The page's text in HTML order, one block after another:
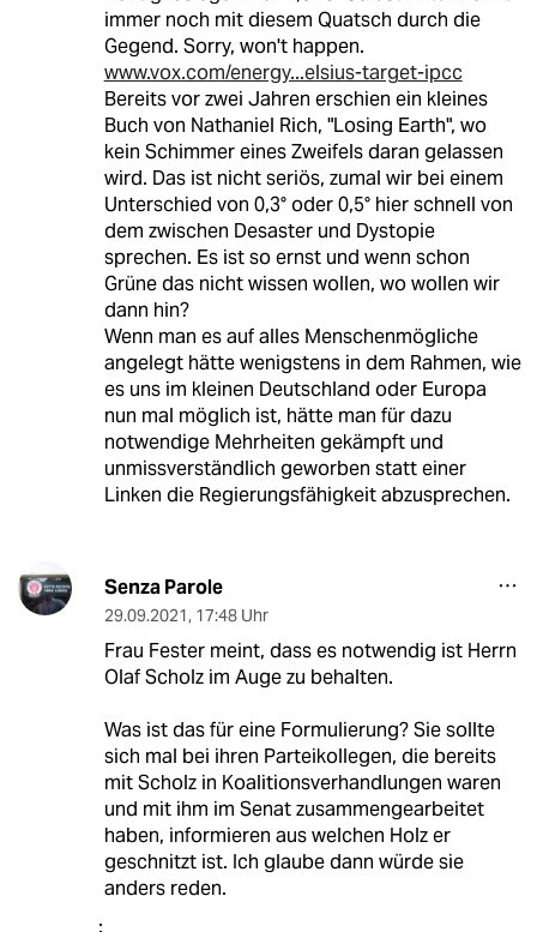
immer noch mit diesem Quatsch durch die
Gegend. Sorry, won't happen.
www.vox.com/energy...elsius-target-ipcc
Bereits vor zwei Jahren erschien ein kleines
Buch von Nathaniel Rich, "Losing Earth", wo
kein Schimmer eines Zweifels daran gelassen
wird. Das ist nicht seriös, zumal wir bei einem
Unterschied von 0,3° oder 0,5° hier schnell von
dem zwischen Desaster und Dystopie
sprechen. Es ist so ernst und wenn schon
Grüne das nicht wissen wollen, wo wollen wir
dann hin?
Wenn man es auf alles Menschenmögliche
angelegt hätte wenigstens in dem Rahmen, wie
es uns im kleinen Deutschland oder Europa
nun mal möglich ist, hätte man für dazu
notwendige Mehrheiten gekämpft und
unmissverständlich geworben statt einer
Linken die Regierungsfähigkeit abzusprechen.
Senza Parole
29.09.2021, 17:48 Uhr
Frau Fester meint, dass es notwendig ist Herrn
Olaf Scholz im Auge zu behalten.
Was ist das für eine Formulierung? Sie sollte
sich mal bei ihren Parteikollegen, die bereits
mit Scholz in Koalitionsverhandlungen waren
und mit ihm im Senat zusammengearbeitet
haben, informieren aus welchen Holz er
geschnitzt ist. Ich glaube dann würde sie
anders reden.